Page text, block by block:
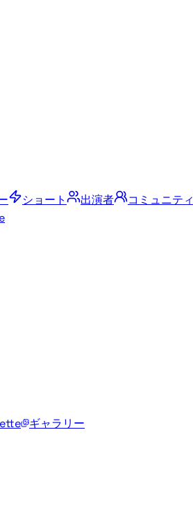
ショート 出演者 コミュニティ
ギャラリー